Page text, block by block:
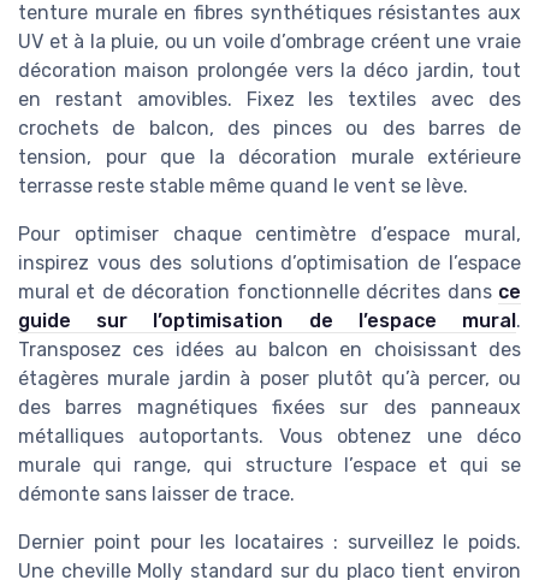
tenture murale en fibres synthétiques résistantes aux
UV et à la pluie, ou un voile d’ombrage créent une vraie
décoration maison prolongée vers la déco jardin, tout
en restant amovibles. Fixez les textiles avec des
crochets de balcon, des pinces ou des barres de
tension, pour que la décoration murale extérieure
terrasse reste stable même quand le vent se lève.
Pour optimiser chaque centimètre d’espace mural,
inspirez vous des solutions d’optimisation de l’espace
mural et de décoration fonctionnelle décrites dans ce
guide sur l’optimisation de l’espace mural .
Transposez ces idées au balcon en choisissant des
étagères murale jardin à poser plutôt qu’à percer, ou
des barres magnétiques fixées sur des panneaux
métalliques autoportants. Vous obtenez une déco
murale qui range, qui structure l’espace et qui se
démonte sans laisser de trace.
Dernier point pour les locataires : surveillez le poids.
Une cheville Molly standard sur du placo tient environ